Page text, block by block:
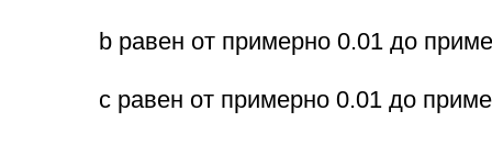
b равен от примерно 0.01 до
с равен от примерно 0.01 до